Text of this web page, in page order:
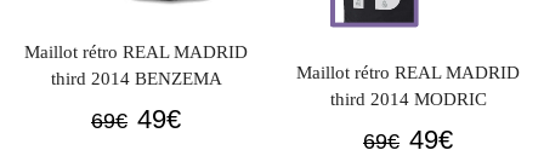
Maillot rétro REAL MADRID
third 2014 BENZEMA
69€ Le
49€Le
Maillot rétro REAL MADRID
third 2014 MODRIC
69€ Le
49€Le